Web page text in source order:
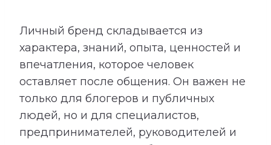
Личный бренд складывается из
характера, знаний, опыта, ценностей и
впечатления, которое человек
оставляет после общения. Он важен не
только для блогеров и публичных
людей, но и для специалистов,
предпринимателей, руководителей и